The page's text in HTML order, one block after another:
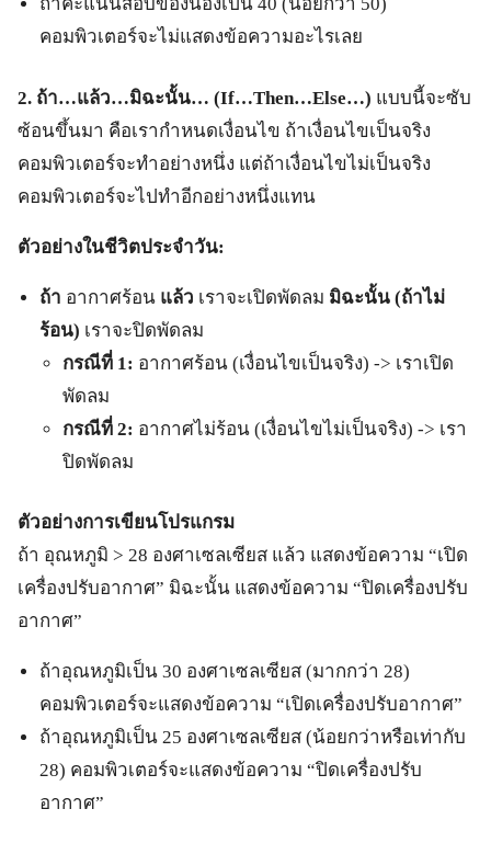
ถ้าคะแนนสอบของน้องเป็น 40 (น้อยกว่า 50)
คอมพิวเตอร์จะไม่แสดงข้อความอะไรเลย
2. ถ้า…แล้ว…มิฉะนั้น… (If…Then…Else…) แบบนี้จะซับ
ซ้อนขึ้นมา คือเรากำหนดเงื่อนไข ถ้าเงื่อนไขเป็นจริง
คอมพิวเตอร์จะทำอย่างหนึ่ง แต่ถ้าเงื่อนไขไม่เป็นจริง
คอมพิวเตอร์จะไปทำอีกอย่างหนึ่งแทน
ตัวอย่างในชีวิตประจำวัน:
ถ้า อากาศร้อน แล้ว เราจะเปิดพัดลม มิฉะนั้น (ถ้าไม่
ร้อน) เราจะปิดพัดลม
กรณีที่ 1: อากาศร้อน (เงื่อนไขเป็นจริง) -> เราเปิด
พัดลม
กรณีที่ 2: อากาศไม่ร้อน (เงื่อนไขไม่เป็นจริง) -> เรา
ปิดพัดลม
ตัวอย่างการเขียนโปรแกรม
ถ้า อุณหภูมิ > 28 องศาเซลเซียส แล้ว แสดงข้อความ “เปิด
เครื่องปรับอากาศ” มิฉะนั้น แสดงข้อความ “ปิดเครื่องปรับ
อากาศ”
ถ้าอุณหภูมิเป็น 30 องศาเซลเซียส (มากกว่า 28)
คอมพิวเตอร์จะแสดงข้อความ “เปิดเครื่องปรับอากาศ”
ถ้าอุณหภูมิเป็น 25 องศาเซลเซียส (น้อยกว่าหรือเท่ากับ
28) คอมพิวเตอร์จะแสดงข้อความ “ปิดเครื่องปรับ
อากาศ”